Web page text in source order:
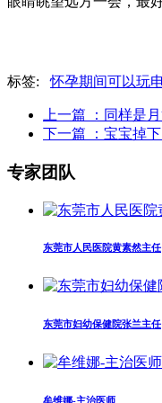
标签: 怀孕期间可以玩
上一篇
：同样是
下一篇
：宝宝掉
专家团队
东莞市人民医院黄素然主任
东莞市妇幼保健院张兰主任
牟维娜-主治医师